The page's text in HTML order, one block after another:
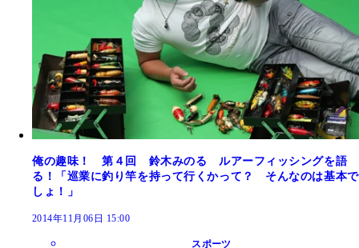
俺の趣味！ 第４回 鈴木みのる ルアーフィッシングを語
る！「巡業に釣り竿を持って行くかって？ そんなのは基本で
しょ！」
2014年11月06日 15:00
スポーツ